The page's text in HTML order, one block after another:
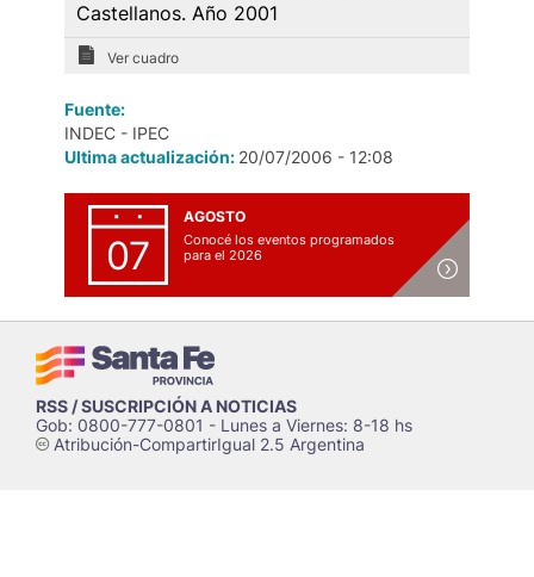
Castellanos. Año 2001
Ver cuadro
Fuente:
INDEC - IPEC
Ultima actualización: 20/07/2006 - 12:08
07
AGOSTO
Conocé los eventos programados
para el 2026
RSS / SUSCRIPCIÓN A NOTICIAS
Gob: 0800-777-0801 - Lunes a Viernes: 8-18 hs
cAtribución-CompartirIgual 2.5 Argentina